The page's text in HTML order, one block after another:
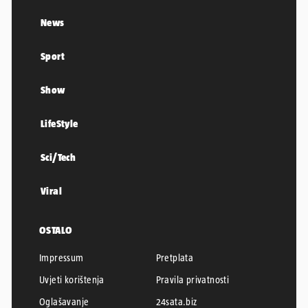
News
Sport
Show
LifeStyle
Sci/Tech
Viral
OSTALO
Impressum
Pretplata
Uvjeti korištenja
Pravila privatnosti
Oglašavanje
24sata.biz